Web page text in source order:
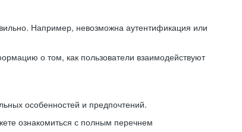
Например, невозможна аутентификация или
о том, как пользователи взаимодействуют
особенностей и предпочтений.
ознакомиться с полным перечнем